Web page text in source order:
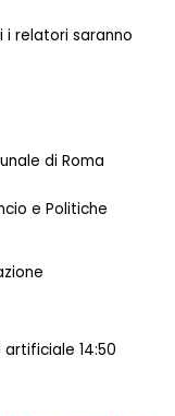
i relatori saranno
di Roma
e Politiche
artificiale 14:50